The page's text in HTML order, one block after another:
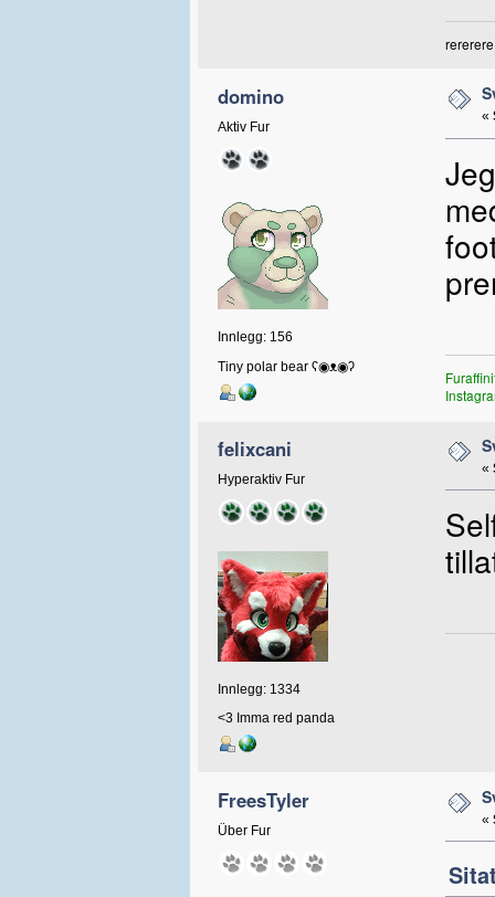
domino
Aktiv Fur
Innlegg: 156
Tiny polar bear ʕ◉ᴥ◉ʔ
«
felixcani
Hyperaktiv Fur
Innlegg: 1334
<3 Imma red panda
«
FreesTyler
Über Fur
«